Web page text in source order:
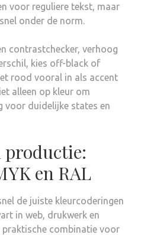
voor reguliere tekst, maar
onder de norm.
contrastchecker, verhoog
kies off-black of
rood vooral in als accent
alleen op kleur om
voor duidelijke states en
productie:
en RAL
de juiste kleurcoderingen
in web, drukwerk en
combinatie voor